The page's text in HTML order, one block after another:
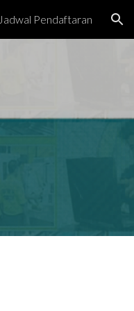
Jadwal Pendaftaran